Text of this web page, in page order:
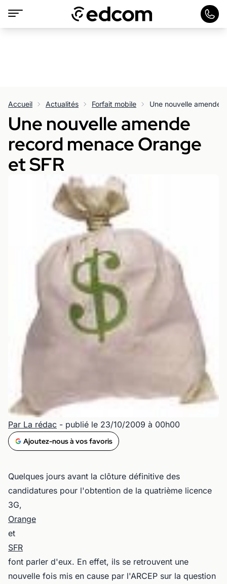
Accueil Actualités Forfait mobile Une nouvelle amende
Une nouvelle amende
record menace Orange
et SFR
Par La rédac - publié le 23/10/2009 à 00h00
Ajoutez-nous à vos favoris
Quelques jours avant la clôture définitive des
candidatures pour l'obtention de la quatrième licence
3G,
Orange
et
SFR
font parler d'eux. En effet, ils se retrouvent une
nouvelle fois mis en cause par l'ARCEP sur la question